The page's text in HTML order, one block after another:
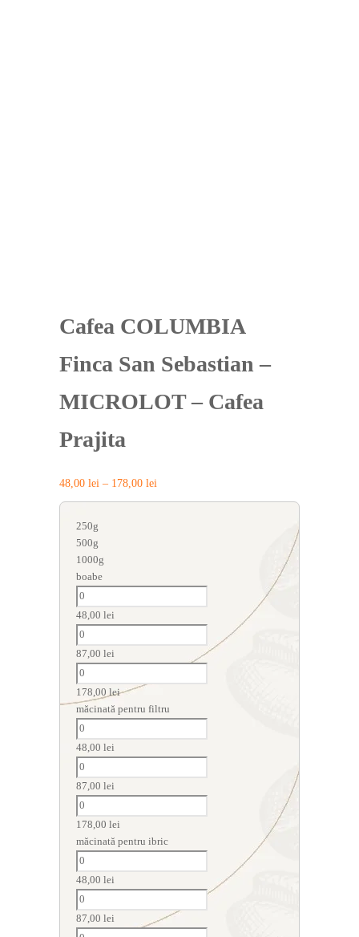
Cafea COLUMBIA
Finca San Sebastian –
MICROLOT – Cafea
Prajita
48,00 lei – 178,00 lei
250g
500g
1000g
boabe
48,00 lei
87,00 lei
178,00 lei
măcinată pentru filtru
48,00 lei
87,00 lei
178,00 lei
măcinată pentru ibric
48,00 lei
87,00 lei